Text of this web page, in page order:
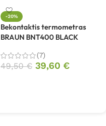
-20%
Bekontaktis termometras
BRAUN BNT400 BLACK
(7)
49,50€ 39,60 €